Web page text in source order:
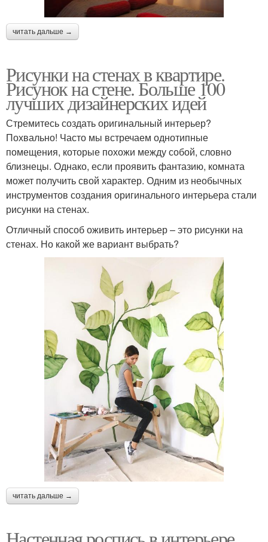
читать дальше →
Рисунки на стенах в квартире.
Рисунок на стене. Больше 100
лучших дизайнерских идей
Стремитесь создать оригинальный интерьер?
Похвально! Часто мы встречаем однотипные
помещения, которые похожи между собой, словно
близнецы. Однако, если проявить фантазию, комната
может получить свой характер. Одним из необычных
инструментов создания оригинального интерьера стали
рисунки на стенах.
Отличный способ оживить интерьер – это рисунки на
стенах. Но какой же вариант выбрать?
читать дальше →